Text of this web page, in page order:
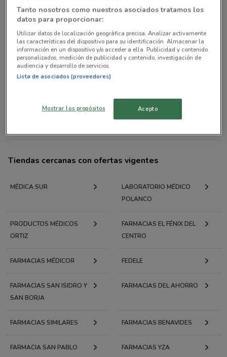
Av. 16 de Septiembre No. 33 Ciudad De México
11.6 km
Calzada de San Lorenzo No. 60 Ciudad De México
12 km
Plaza Acequia Lote 3-6 Ciudad De México
Todas las tiendas Laboratorio Médico Polanco
Tiendas cercanas con ofertas vigentes
MÉDICA SUR
LABORATORIO MÉDICO
POLANCO
PRODUCTOS MÉDICOS
ORTIZ
FARMACIAS EL FÉNIX DEL
CENTRO
FARMACIAS MÉDICOR FEDELE
FARMACIAS SAN ISIDRO Y
SAN BORJA
FARMACIAS DEL AHORRO
FARMACIAS SIMILARES FARMACIAS BENAVIDES
FARMACIA SAN PABLO FARMACIAS YZA
Tanto nosotros como nuestros asociados tratamos los
datos para proporcionar:
Utilizar datos de localización geográfica precisa. Analizar activamente
las características del dispositivo para su identificación. Almacenar la
información en un dispositivo y/o acceder a ella. Publicidad y contenido
personalizados, medición de publicidad y contenido, investigación de
audiencia y desarrollo de servicios.
Lista de asociados (proveedores)
Mostrar los propósitos Acepto